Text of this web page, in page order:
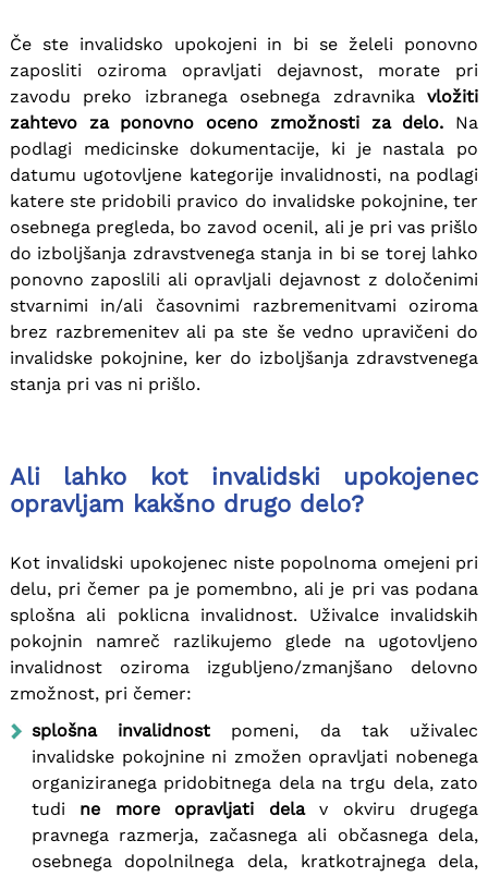
Če ste invalidsko upokojeni in bi se želeli ponovno
zaposliti oziroma opravljati dejavnost, morate pri
zavodu preko izbranega osebnega zdravnikavložiti
zahtevo za ponovno oceno zmožnosti za delo. Na
podlagi medicinske dokumentacije, ki je nastala po
datumu ugotovljene kategorije invalidnosti, na podlagi
katere ste pridobili pravico do invalidske pokojnine, ter
osebnega pregleda, bo zavod ocenil, ali je pri vas prišlo
do izboljšanja zdravstvenega stanja in bi se torej lahko
ponovno zaposlili ali opravljali dejavnost z določenimi
stvarnimi in/ali časovnimi razbremenitvami oziroma
brez razbremenitev ali pa ste še vedno upravičeni do
invalidske pokojnine, ker do izboljšanja zdravstvenega
stanja pri vas ni prišlo.
Ali lahko kot invalidski upokojenec
opravljam kakšno drugo delo?
Kot invalidski upokojenec niste popolnoma omejeni pri
delu, pri čemer pa je pomembno, ali je pri vas podana
splošna ali poklicna invalidnost. Uživalce invalidskih
pokojnin namreč razlikujemo glede na ugotovljeno
invalidnost oziroma izgubljeno/zmanjšano delovno
zmožnost, pri čemer:
splošna invalidnost pomeni, da tak uživalec
invalidske pokojnine ni zmožen opravljati nobenega
organiziranega pridobitnega dela na trgu dela, zato
tudi ne more opravljati delav okviru drugega
pravnega razmerja, začasnega ali občasnega dela,
osebnega dopolnilnega dela, kratkotrajnega dela,